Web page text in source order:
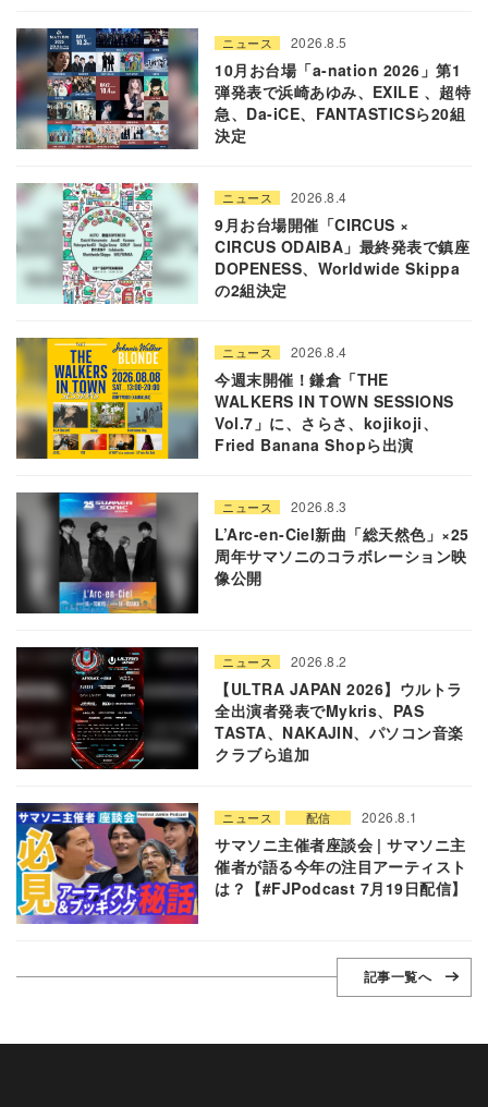
ニュース 2026.8.5
10月お台場「a-nation 2026」第1
弾発表で浜崎あゆみ、EXILE 、超特
急、Da-iCE、FANTASTICSら20組
決定
ニュース 2026.8.4
9月お台場開催「CIRCUS ×
CIRCUS ODAIBA」最終発表で鎮座
DOPENESS、Worldwide Skippa
の2組決定
ニュース 2026.8.4
今週末開催！鎌倉「THE
WALKERS IN TOWN SESSIONS
Vol.7」に、さらさ、kojikoji、
Fried Banana Shopら出演
ニュース 2026.8.3
L’Arc-en-Ciel新曲「総天然色」×25
周年サマソニのコラボレーション映
像公開
ニュース 2026.8.2
【ULTRA JAPAN 2026】ウルトラ
全出演者発表でMykris、PAS
TASTA、NAKAJIN、パソコン音楽
クラブら追加
ニュース 配信 2026.8.1
サマソニ主催者座談会 | サマソニ主
催者が語る今年の注目アーティスト
は？【#FJPodcast 7月19日配信】
記事一覧へ